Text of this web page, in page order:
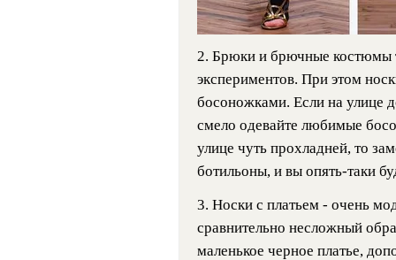
2. Брюки и брючные костюмы
экспериментов. При этом
босоножками. Если на улице
смело одевайте любимые
улице чуть прохладней, то
ботильоны, и вы опять-таки
3. Носки с платьем - очень
сравнительно несложный
маленькое черное платье,